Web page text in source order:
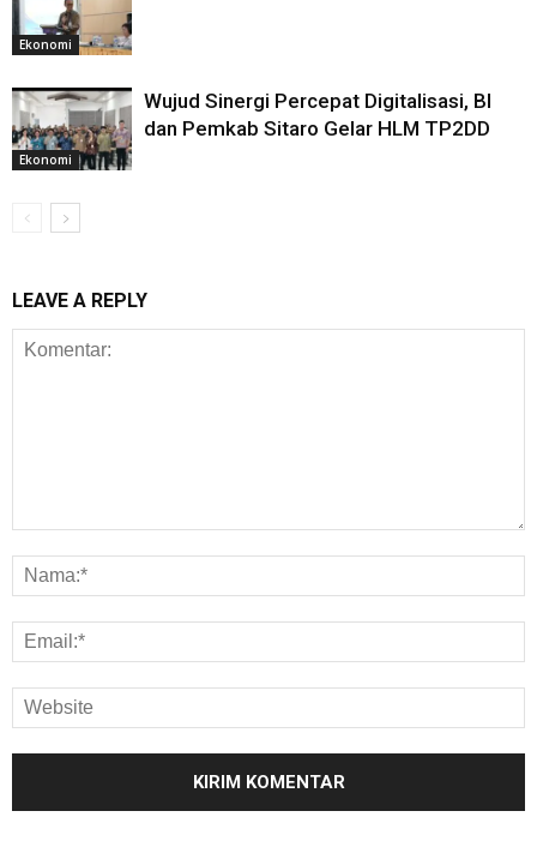
Ekonomi
Ekonomi
Wujud Sinergi Percepat Digitalisasi, BI
dan Pemkab Sitaro Gelar HLM TP2DD
LEAVE A REPLY